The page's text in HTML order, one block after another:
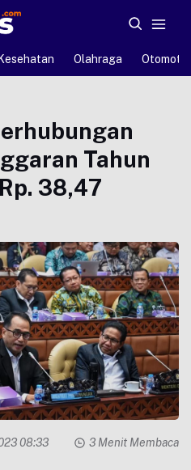
Kesehatan Olahraga Otomotif
Tahun
38,47
08:33 3 Menit Membaca